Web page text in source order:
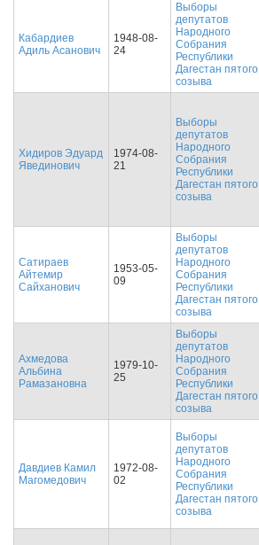
Кабардиев
Адиль Асанович
1948-08-
24
Выборы
депутатов
Народного
Собрания
Республики
Дагестан пятого
созыва
Хидиров Эдуард
Явединович
1974-08-
21
Выборы
депутатов
Народного
Собрания
Республики
Дагестан пятого
созыва
Сатираев
Айтемир
Сайханович
1953-05-
09
Выборы
депутатов
Народного
Собрания
Республики
Дагестан пятого
созыва
Ахмедова
Альбина
Рамазановна
1979-10-
25
Выборы
депутатов
Народного
Собрания
Республики
Дагестан пятого
созыва
Давдиев Камил
Магомедович
1972-08-
02
Выборы
депутатов
Народного
Собрания
Республики
Дагестан пятого
созыва